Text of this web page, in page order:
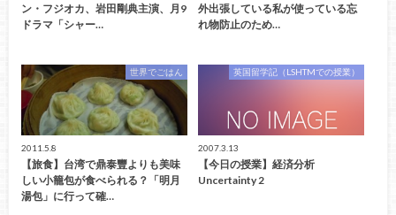
ン・フジオカ、岩田剛典主演、月9
ドラマ「シャー…
外出張している私が使っている忘
れ物防止のため…
世界でごはん
2011.5.8
【旅食】台湾で鼎泰豐よりも美味
しい小籠包が食べられる？「明月
湯包」に行って確…
英国留学記（LSHTMでの授業）
2007.3.13
【今日の授業】経済分析
Uncertainty 2